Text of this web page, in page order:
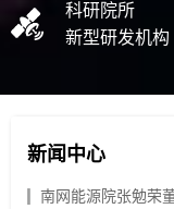
科研院所
新型研发机构
新闻中心
南网能源院张勉荣